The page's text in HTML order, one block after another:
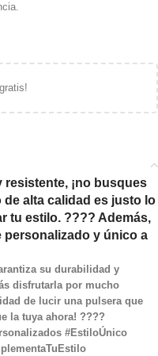
¡no busques
alta calidad es justo lo
tu estilo. ???? Además,
personalizado y único a
su durabilidad y
disfrutarla por mucho
de lucir una pulsera que
la tuya ahora! ????
#EstiloÚnico